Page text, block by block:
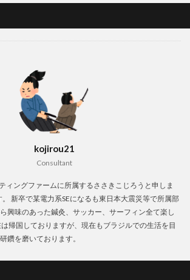
kojirou21
Consultant
ィングファームに所属するささきこじろうと申しま
新卒で某電力系SEになるも東日本大震災等で所属部
興味のあった鍼灸、サッカー、サーフィン全て楽し
帰国しておりますが、現在もブラジルでの生活を目
鑽を磨いております。